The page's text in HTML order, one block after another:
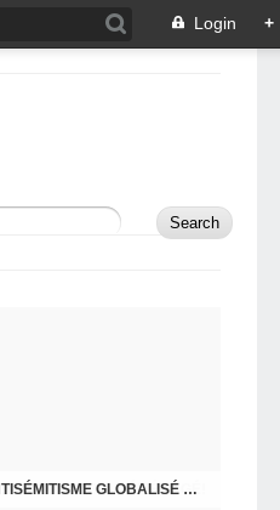
Login +
COMMENT DÉFENDRE ISRAËL ET LUTTER CONTRE L’ANTISÉMITISME GLOBALISÉ À L’ÈRE DES RÉSEAUX SOCIAUX?
- MON BLOG A DÉMÉNAGÉ!